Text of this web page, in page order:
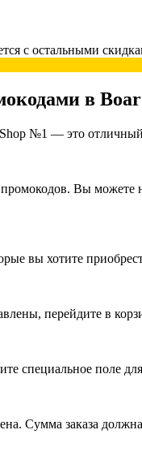
с остальными
в
№1 — это
Вы
вы хотите
перейдите в
специальное поле
Сумма заказа